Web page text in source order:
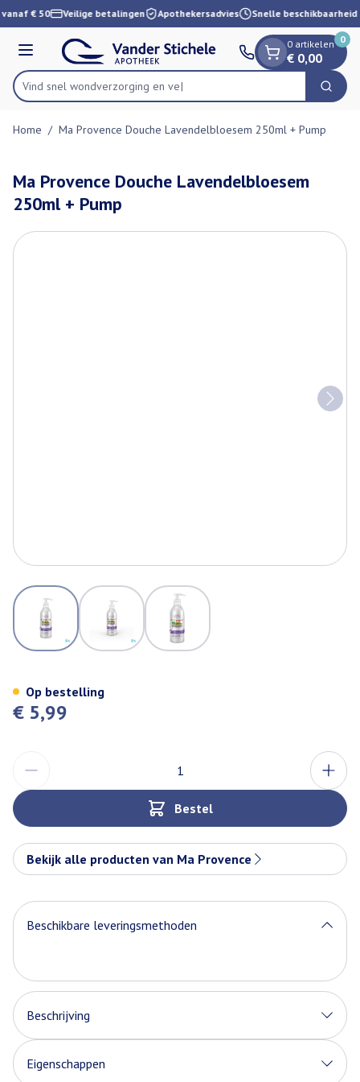
Ga naar de inhoud
1 van 1
€ 50 Veilige betalingen Apothekersadvies Snelle beschikbaarheid
Menu
Product, merk, categorie...
Vind snel wondverzorgin Zoek
0 artikelen
€ 0,00
0
Home / Ma Provence Douche Lavendelbloesem 250ml + Pump
Ma Provence Douche Lavendelbloesem
250ml + Pump
View larger imageView larger imageView larger image
€ 5,99
Bestel
Op bestelling
Bekijk alle producten van Ma Provence
Beschikbare leveringsmethoden
Beschrijving
Eigenschappen